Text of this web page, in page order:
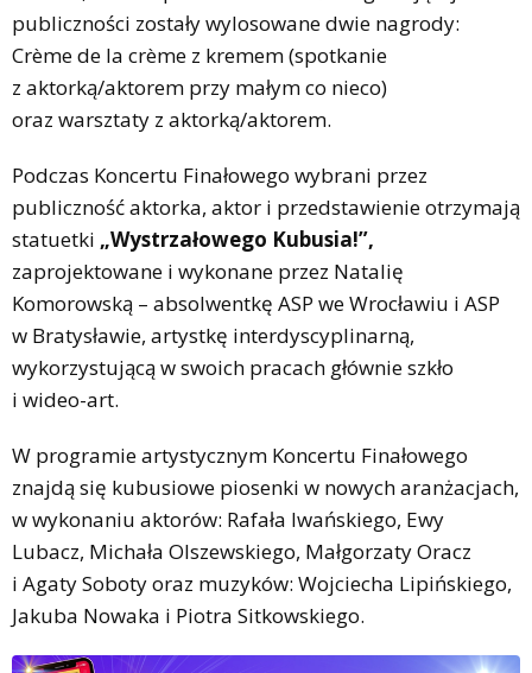
publiczności zostały wylosowane dwie nagrody:
Crème de la crème z kremem (spotkanie
z aktorką/aktorem przy małym co nieco)
oraz warsztaty z aktorką/aktorem.
Podczas Koncertu Finałowego wybrani przez
publiczność aktorka, aktor i przedstawienie otrzymają
statuetki „Wystrzałowego Kubusia!”,
zaprojektowane i wykonane przez Natalię
Komorowską – absolwentkę ASP we Wrocławiu i ASP
w Bratysławie, artystkę interdyscyplinarną,
wykorzystującą w swoich pracach głównie szkło
i wideo-art.
W programie artystycznym Koncertu Finałowego
znajdą się kubusiowe piosenki w nowych aranżacjach,
w wykonaniu aktorów: Rafała Iwańskiego, Ewy
Lubacz, Michała Olszewskiego, Małgorzaty Oracz
i Agaty Soboty oraz muzyków: Wojciecha Lipińskiego,
Jakuba Nowaka i Piotra Sitkowskiego.